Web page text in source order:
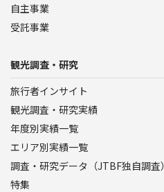
自主事業
受託事業
観光調査・研究
旅行者インサイト
観光調査・研究実績
年度別実績一覧
エリア別実績一覧
調査・研究データ（JTBF独自調査）
特集